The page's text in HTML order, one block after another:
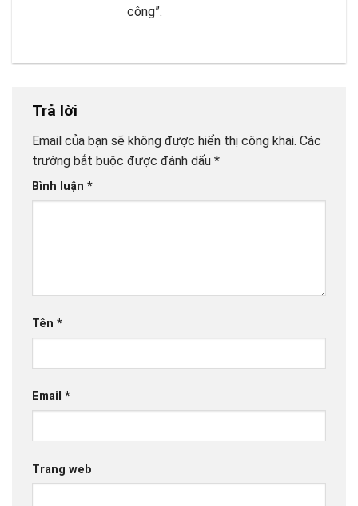
công”.
Trả lời
Email của bạn sẽ không được hiển thị công khai. Các
trường bắt buộc được đánh dấu *
Bình luận *
Tên *
Email *
Trang web